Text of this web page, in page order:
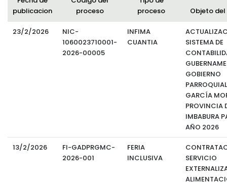
publicacion
proceso
proceso
Objeto
23/2/2026
NIC-
1060023710001-
2026-00005
INFIMA
CUANTIA
SISTEMA DE
GOBIERNO
GARCÍA
PROVINCIA
IMBABURA
AÑO 2026
13/2/2026
FI-GADPRGMC-
2026-001
FERIA
INCLUSIVA
SERVICIO